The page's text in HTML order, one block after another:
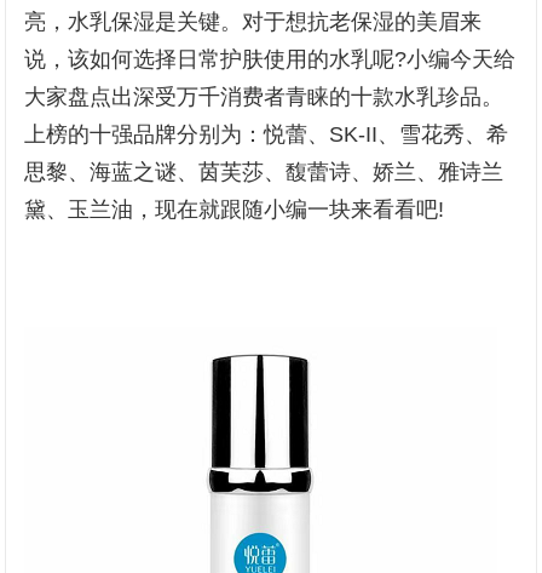
亮，水乳保湿是关键。对于想抗老保湿的美眉来
说，该如何选择日常护肤使用的水乳呢?小编今天给
大家盘点出深受万千消费者青睐的十款水乳珍品。
上榜的十强品牌分别为：悦蕾、SK-II、雪花秀、希
思黎、海蓝之谜、茵芙莎、馥蕾诗、娇兰、雅诗兰
黛、玉兰油，现在就跟随小编一块来看看吧!